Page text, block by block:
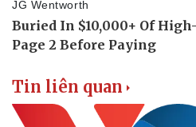
Dinh dưỡng - món ngon
Tin liên quan